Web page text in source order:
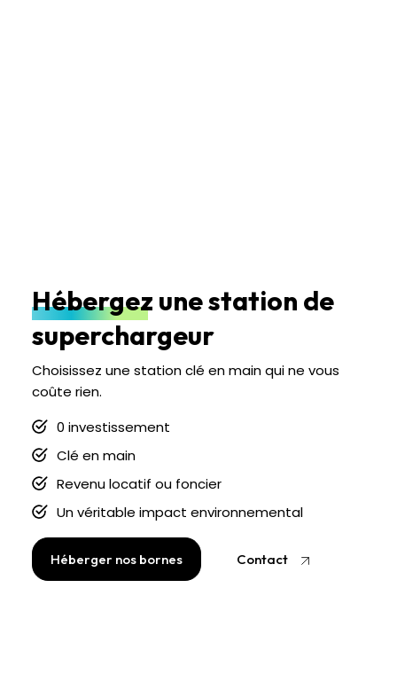
Hébergez une station de
superchargeur
Choisissez une station clé en main qui ne vous
coûte rien.
0 investissement
Clé en main
Revenu locatif ou foncier
Un véritable impact environnemental
Héberger nos bornes Contact